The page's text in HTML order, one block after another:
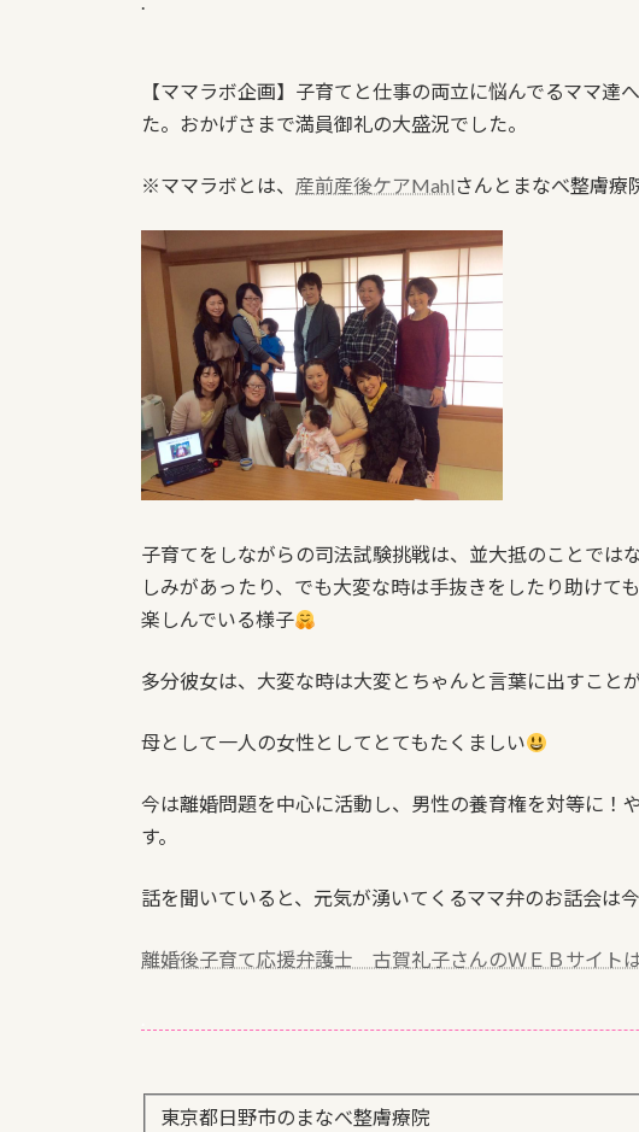
【ママラボ企画】子育てと仕事の両立に悩んでるママ達
た。おかげさまで満員御礼の大盛況でした。
※ママラボとは、 産前産後ケアMahlさんとまなべ整膚療
子育てをしながらの司法試験挑戦は、並大抵のことでは
しみがあった り、でも大変な時は手抜きをしたり助けても
楽しんでいる様子
多分彼女は、大変な時は大変とちゃんと言葉に出すこと
母として一人の女性としてとてもたくましい
今は離婚問題を中心に活動し、男性の養育権を対等に！や
す。
話を聞いていると、元気が湧いてくるママ弁のお話会は今
離婚後子育て応援弁護士 古賀礼子さんのＷＥＢサイト
東京都日野市のまなべ整膚療院